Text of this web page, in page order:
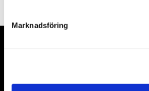
Marknadsföring